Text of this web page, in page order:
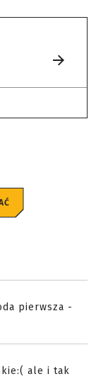
pierwsza -
ale i tak